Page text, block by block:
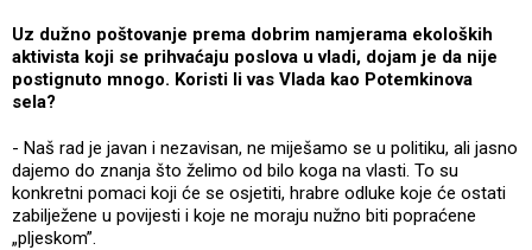
Uz dužno poštovanje prema dobrim namjerama ekoloških
aktivista koji se prihvaćaju poslova u vladi, dojam je da nije
postignuto mnogo. Koristi li vas Vlada kao Potemkinova
sela?
- Naš rad je javan i nezavisan, ne miješamo se u politiku, ali jasno
dajemo do znanja što želimo od bilo koga na vlasti. To su
konkretni pomaci koji će se osjetiti, hrabre odluke koje će ostati
zabilježene u povijesti i koje ne moraju nužno biti popraćene
„pljeskom”.